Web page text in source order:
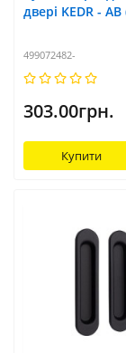
двері KEDR -
499072482-
303.00грн.
Купити